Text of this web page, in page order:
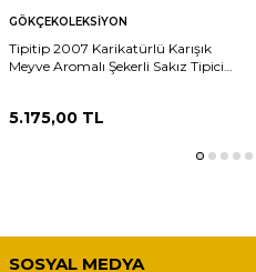
GÖKÇEKOLEKSIYON
Tipitip 2007 Karikatürlü Karışık
Meyve Aromalı Şekerli Sakız Tipicik (
5.175,00 TL
SOSYAL MEDYA